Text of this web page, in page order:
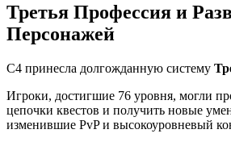
Третья Профессия и
Персонажей
C4 принесла долгожданную систему
Игроки, достигшие 76 уровня, могли
цепочки квестов и получить новые
изменившие PvP и высокоуровневый